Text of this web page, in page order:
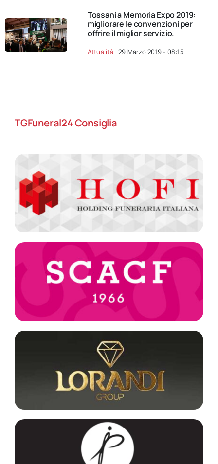
Tossani a Memoria Expo 2019:
migliorare le convenzioni per
offrire il miglior servizio.
Attualità 29 Marzo 2019 - 08:15
TGFuneral24 Consiglia